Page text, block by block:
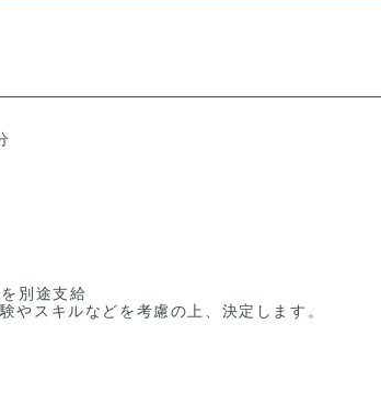
別途支給
スキルなどを考慮の上、決定します。